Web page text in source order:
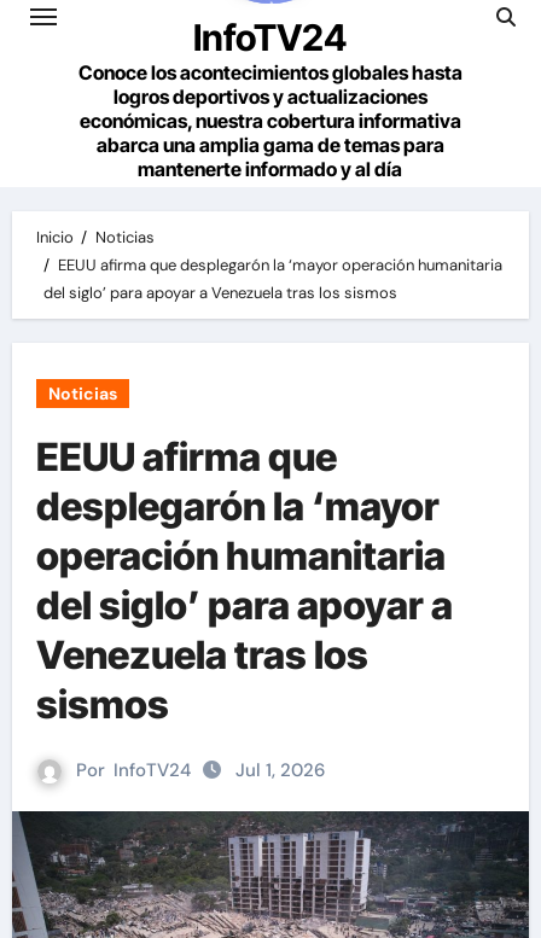
InfoTV24
Conoce los acontecimientos globales hasta
logros deportivos y actualizaciones
económicas, nuestra cobertura informativa
abarca una amplia gama de temas para
mantenerte informado y al día
Inicio
Noticias
EEUU afirma que desplegarón la ‘mayor operación humanitaria
del siglo’ para apoyar a Venezuela tras los sismos
Noticias
EEUU afirma que
desplegarón la ‘mayor
operación humanitaria
del siglo’ para apoyar a
Venezuela tras los
sismos
Por InfoTV24 Jul 1, 2026